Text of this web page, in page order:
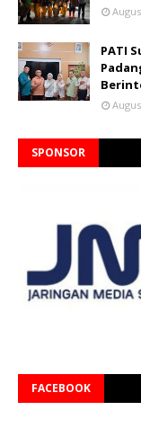
PATI
SPONSOR
FACEBOOK